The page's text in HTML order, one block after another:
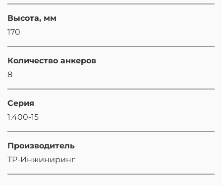
Высота, мм
170
Количество анкеров
8
Серия
1.400-15
Производитель
ТР-Инжиниринг